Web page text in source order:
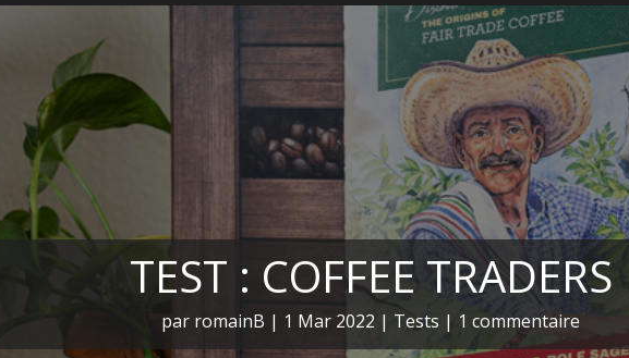
TEST : COFFEE TRADERS
par romainB | 1 Mar 2022 | Tests | 1 commentaire